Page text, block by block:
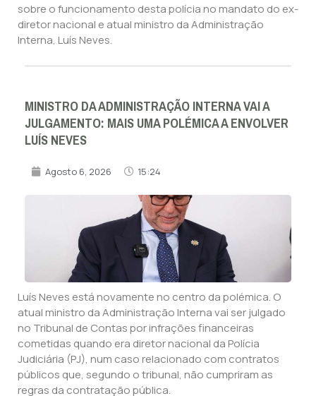
sobre o funcionamento desta polícia no mandato do ex-
diretor nacional e atual ministro da Administração
Interna, Luís Neves.
MINISTRO DA ADMINISTRAÇÃO INTERNA VAI A
JULGAMENTO: MAIS UMA POLÉMICA A ENVOLVER
LUÍS NEVES
Agosto 6, 2026 15:24
Luís Neves está novamente no centro da polémica. O
atual ministro da Administração Interna vai ser julgado
no Tribunal de Contas por infrações financeiras
cometidas quando era diretor nacional da Polícia
Judiciária (PJ), num caso relacionado com contratos
públicos que, segundo o tribunal, não cumpriram as
regras da contratação pública.